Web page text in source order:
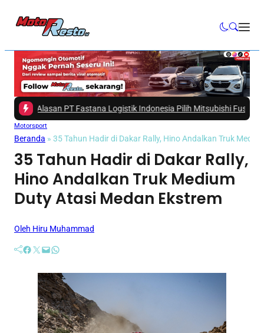
Alasan PT Fastana Logistik Indonesia Pilih Mitsubishi Fuso eCanter
Motorsport
Beranda » 35 Tahun Hadir di Dakar Rally, Hino Andalkan Truk
35 Tahun Hadir di Dakar Rally,
Hino Andalkan Truk Medium
Duty Atasi Medan Ekstrem
Oleh Hiru Muhammad
Facebook Twitter Mail WhatsApp